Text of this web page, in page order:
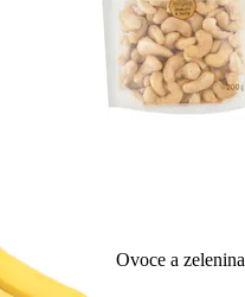
Ovoce a zelenina